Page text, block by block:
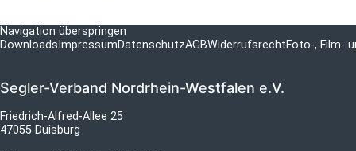
Navigation überspringen
Downloads ImpressumDatenschutzAGBWiderrufsrechtFoto-, Film-
Segler-Verband Nordrhein-Westfalen e.V.
Friedrich-Alfred-Allee 25
47055 Duisburg